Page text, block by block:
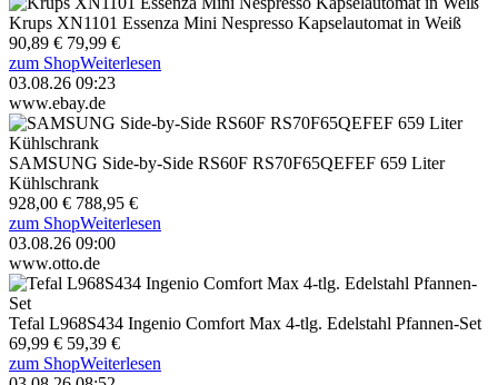
Krups XN1101 Essenza Mini Nespresso Kapselautomat in Weiß
90,89 € 79,99 €
zum ShopWeiterlesen
03.08.26 09:23
www.ebay.de
SAMSUNG Side-by-Side RS60F RS70F65QEFEF 659 Liter
Kühlschrank
928,00 € 788,95 €
zum ShopWeiterlesen
03.08.26 09:00
www.otto.de
Tefal L968S434 Ingenio Comfort Max 4-tlg. Edelstahl Pfannen-Set
69,99 € 59,39 €
zum ShopWeiterlesen